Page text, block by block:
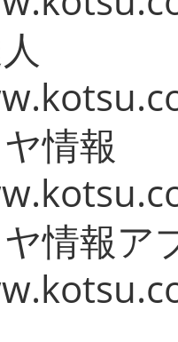
情報
情報ア